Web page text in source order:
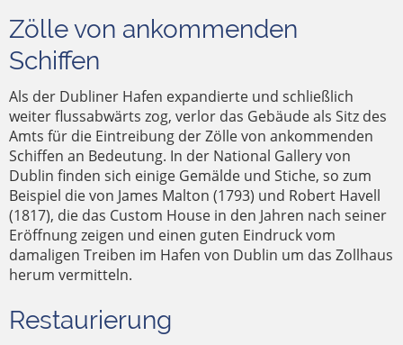
Zölle von ankommenden
Schiffen
Als der Dubliner Hafen expandierte und schließlich
weiter flussabwärts zog, verlor das Gebäude als Sitz des
Amts für die Eintreibung der Zölle von ankommenden
Schiffen an Bedeutung. In der National Gallery von
Dublin finden sich einige Gemälde und Stiche, so zum
Beispiel die von James Malton (1793) und Robert Havell
(1817), die das Custom House in den Jahren nach seiner
Eröffnung zeigen und einen guten Eindruck vom
damaligen Treiben im Hafen von Dublin um das Zollhaus
herum vermitteln.
Restaurierung